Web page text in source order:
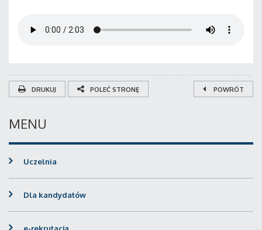
DRUKUJ POLEĆ STRONĘ POWRÓT
MENU
Uczelnia
Dla kandydatów
e-rekrutacja